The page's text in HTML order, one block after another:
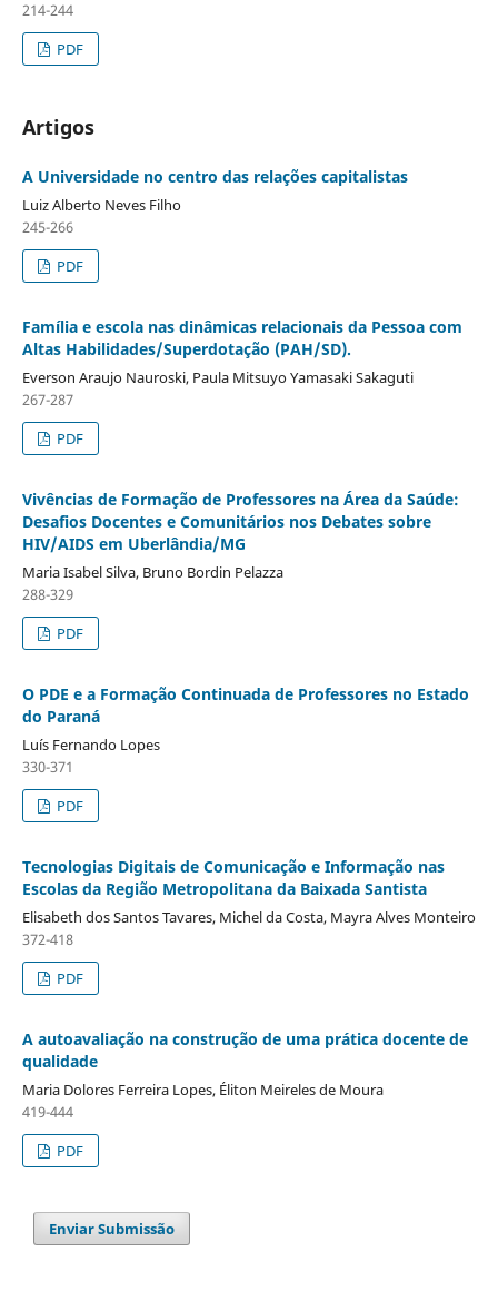
214-244
PDF
Artigos
A Universidade no centro das relações capitalistas
Luiz Alberto Neves Filho
245-266
PDF
Família e escola nas dinâmicas relacionais da Pessoa com
Altas Habilidades/Superdotação (PAH/SD).
Everson Araujo Nauroski, Paula Mitsuyo Yamasaki Sakaguti
267-287
PDF
Vivências de Formação de Professores na Área da Saúde:
Desafios Docentes e Comunitários nos Debates sobre
HIV/AIDS em Uberlândia/MG
Maria Isabel Silva, Bruno Bordin Pelazza
288-329
PDF
O PDE e a Formação Continuada de Professores no Estado
do Paraná
Luís Fernando Lopes
330-371
PDF
Tecnologias Digitais de Comunicação e Informação nas
Escolas da Região Metropolitana da Baixada Santista
Elisabeth dos Santos Tavares, Michel da Costa, Mayra Alves Monteiro
372-418
PDF
A autoavaliação na construção de uma prática docente de
qualidade
Maria Dolores Ferreira Lopes, Éliton Meireles de Moura
419-444
PDF
Enviar Submissão